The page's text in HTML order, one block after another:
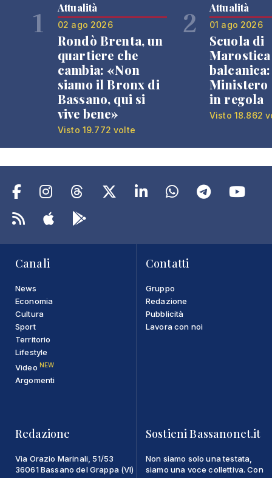
1 Attualità
02 ago 2026
Rondò Brenta, un
quartiere che
cambia: «Non
siamo il Bronx di
Bassano, qui si
vive bene»
Visto 19.772 volte
2 Attualità
01 ago 2026
Scuola di
Ministero
in regola
Visto 18.862
Canali
News
Economia
Cultura
Sport
Territorio
Lifestyle
Video NEW
Argomenti
Contatti
Gruppo
Redazione
Pubblicità
Lavora con noi
Redazione
Via Orazio Marinali, 51/53
36061 Bassano del Grappa (VI)
Sostieni Bassanonet.it
Non siamo solo una testata,
siamo una voce collettiva. Con